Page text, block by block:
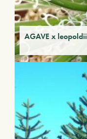
AGAVE x leopoldii